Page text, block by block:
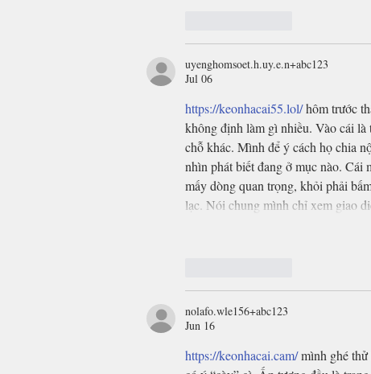
uyenghomsoet.h.uy.e.n+abc123
Jul 06
https://keonhacai55.lol/ hôm trước
không định làm gì nhiều. Vào cái
chỗ khác. Mình để ý cách họ chia
nhìn phát biết đang ở mục nào. Cái
mấy dòng quan trọng, khỏi phải
lạc. Nói chung mình chỉ xem giao
nolafo.wle156+abc123
Jun 16
https://keonhacai.cam/ mình ghé thử